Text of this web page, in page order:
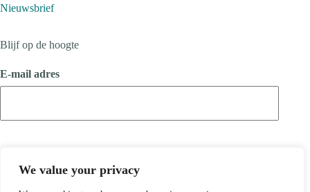
We value your privacy
Nieuwsbrief
Blijf op de hoogte
E-mail adres